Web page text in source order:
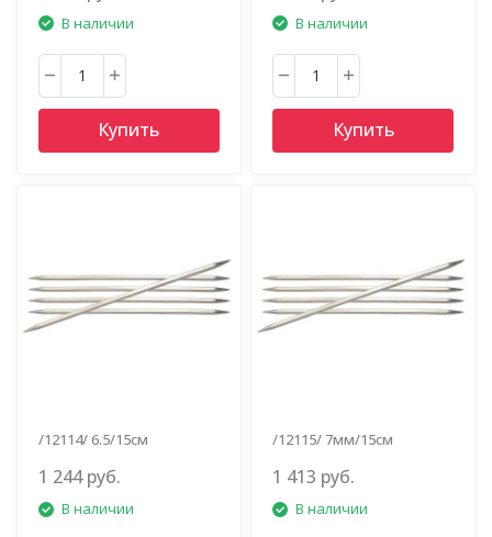
В наличии
Купить
В наличии
Купить
/12114/ 6.5/15см
1 244 руб.
В наличии
/12115/ 7мм/15см
1 413 руб.
В наличии